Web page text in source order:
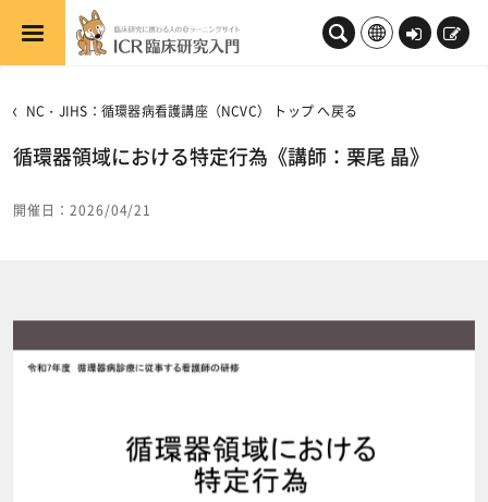
メインコンテンツへスキップする
ロ
新
NC・JIHS：循環器病看護講座（NCVC） トップ へ戻る
循環器領域における特定行為《講師：栗尾 晶》
開催日：2026/04/21